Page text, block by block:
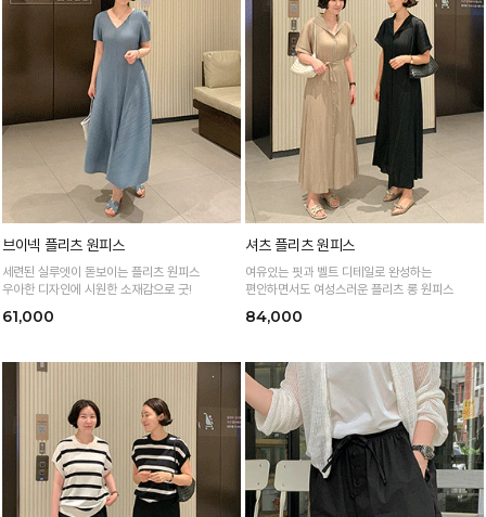
브이넥 플리츠 원피스
세련된 실루엣이 돋보이는 플리츠 원피스
우아한 디자인에 시원한 소재감으로 굿!
61,000
셔츠 플리츠 원피스
여유있는 핏과 벨트 디테일로 완성하는
편안하면서도 여성스러운 플리츠 롱 원피스
84,000